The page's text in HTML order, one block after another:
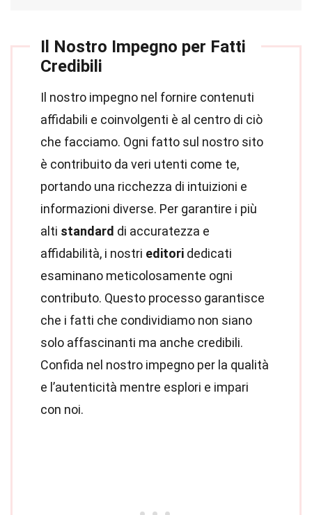
Il Nostro Impegno per Fatti
Credibili
Il nostro impegno nel fornire contenuti
affidabili e coinvolgenti è al centro di ciò
che facciamo. Ogni fatto sul nostro sito
è contribuito da veri utenti come te,
portando una ricchezza di intuizioni e
informazioni diverse. Per garantire i più
alti standard di accuratezza e
affidabilità, i nostri editori dedicati
esaminano meticolosamente ogni
contributo. Questo processo garantisce
che i fatti che condividiamo non siano
solo affascinanti ma anche credibili.
Confida nel nostro impegno per la qualità
e l’autenticità mentre esplori e impari
con noi.